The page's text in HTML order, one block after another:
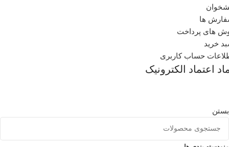
ها
های پرداخت
خرید
حساب کاربری
اعتماد الکترونیک
بستن